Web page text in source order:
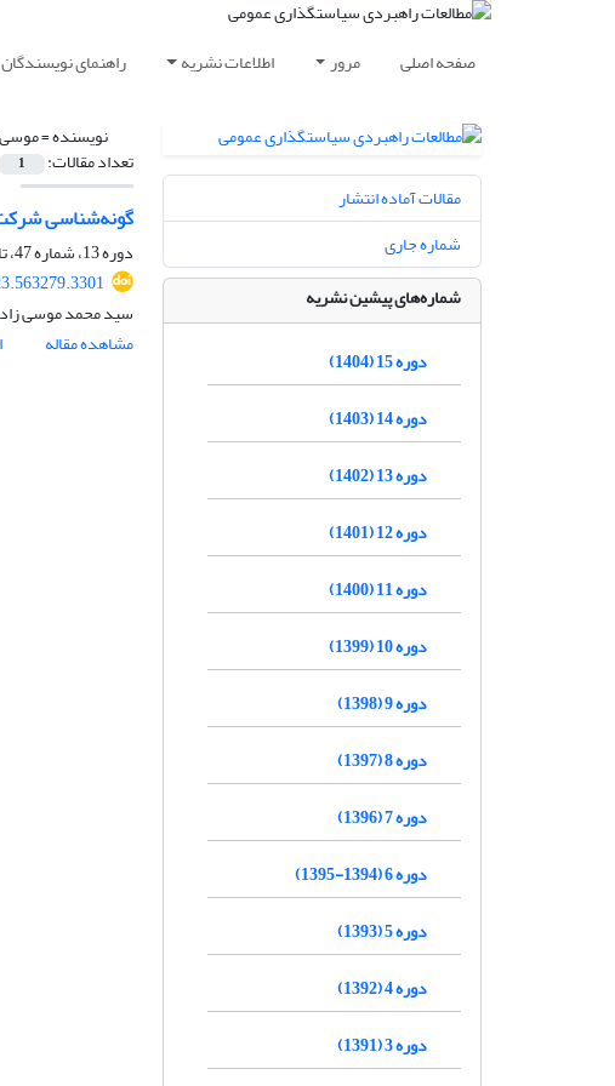
صفحه اصلی مرور اطلاعات نشریه راهنمای نویسندگان
نویسنده =
تعداد مقالات: 1
گونه‌شناسی
دوره 13، شماره 47، تابستان 1402، صفحه
سید محمد موسی
مشاهده مقاله
مقالات آماده انتشار
شماره جاری
شماره‌های پیشین نشریه
دوره 15 (1404)
دوره 14 (1403)
دوره 13 (1402)
دوره 12 (1401)
دوره 11 (1400)
دوره 10 (1399)
دوره 9 (1398)
دوره 8 (1397)
دوره 7 (1396)
دوره 6 (1394-1395)
دوره 5 (1393)
دوره 4 (1392)
دوره 3 (1391)